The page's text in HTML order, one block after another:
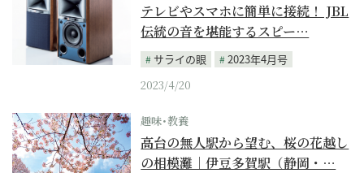
テレビやスマホに簡単に接続！ JBL
伝統の音を堪能するスピー…
サライの眼
2023年4月号
2023/4/20
趣味･教養
高台の無人駅から望む、桜の花越し
の相模灘｜伊豆多賀駅（静岡・…